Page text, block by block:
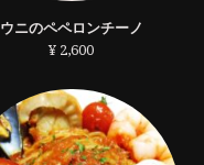
ウニのペペロンチーノ
¥ 2,600